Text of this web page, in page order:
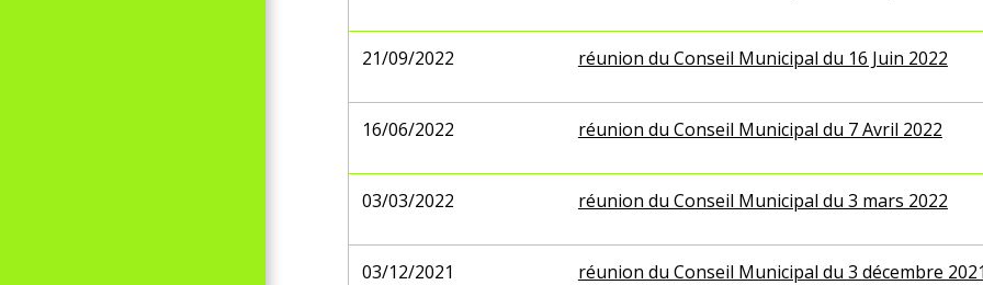
21/09/2022 réunion du Conseil Municipal du 16 Juin 2022
16/06/2022 réunion du Conseil Municipal du 7 Avril 2022
03/03/2022 réunion du Conseil Municipal du 3 mars 2022
03/12/2021 réunion du Conseil Municipal du 3 décembre